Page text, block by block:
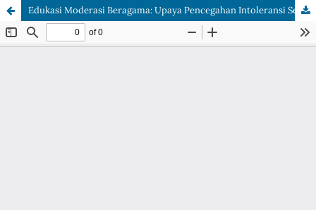
Edukasi Moderasi Beragama: Upaya Pencegahan Intoleransi Sejak Dini di Sekolah Dasar